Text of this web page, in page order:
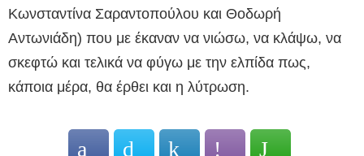
Κωνσταντίνα Σαραντοπούλου και Θοδωρή
Αντωνιάδη) που με έκαναν να νιώσω, να κλάψω, να
σκεφτώ και τελικά να φύγω με την ελπίδα πως,
κάποια μέρα, θα έρθει και η λύτρωση.